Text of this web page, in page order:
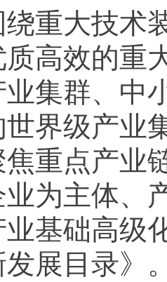
大技术装
高效的重
集群、中
界级产业
重点产业
为主体、
基础高级
展目录》